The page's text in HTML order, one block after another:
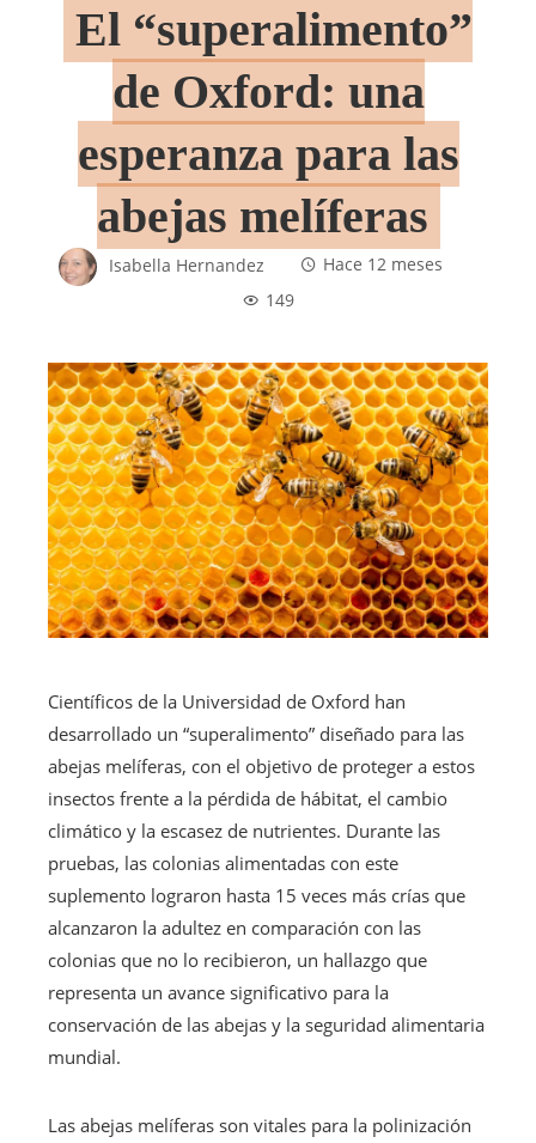
El “superalimento”
de Oxford: una
esperanza para las
abejas melíferas
Isabella Hernandez
Hace 12 meses
149
Científicos de la Universidad de Oxford han
desarrollado un “superalimento” diseñado para las
abejas melíferas, con el objetivo de proteger a estos
insectos frente a la pérdida de hábitat, el cambio
climático y la escasez de nutrientes. Durante las
pruebas, las colonias alimentadas con este
suplemento lograron hasta 15 veces más crías que
alcanzaron la adultez en comparación con las
colonias que no lo recibieron, un hallazgo que
representa un avance significativo para la
conservación de las abejas y la seguridad alimentaria
mundial.
Las abejas melíferas son vitales para la polinización